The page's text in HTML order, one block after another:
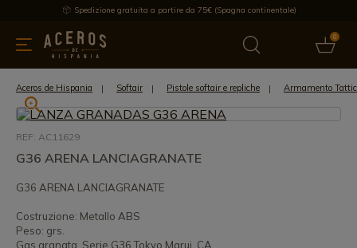
Spedizione gratuita a partire da 75€ (Spagna continentale)
0
cucina Offre Ultime notizie Venduti Marche
Aceros de Hispania Softair Pistole softair e repliche Armamento
REF: AC11629
G36 ARENA LANCIAGRANATE
G36 ARENA LANCIAGRANATE
Costruzione: Metallo ABS
Peso: grs.
Gas granata. Serie G36 Tokyo Marui, CA